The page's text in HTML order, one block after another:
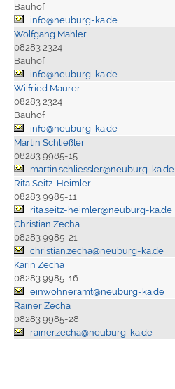
Bauhof
info@neuburg-ka.de
Wolfgang Mahler
08283 2324
Bauhof
info@neuburg-ka.de
Wilfried Maurer
08283 2324
Bauhof
info@neuburg-ka.de
Martin Schließler
08283 9985-15
martin.schliessler@neuburg-ka.de
Rita Seitz-Heimler
08283 9985-11
rita.seitz-heimler@neuburg-ka.de
Christian Zecha
08283 9985-21
christian.zecha@neuburg-ka.de
Karin Zecha
08283 9985-16
einwohneramt@neuburg-ka.de
Rainer Zecha
08283 9985-28
rainer.zecha@neuburg-ka.de